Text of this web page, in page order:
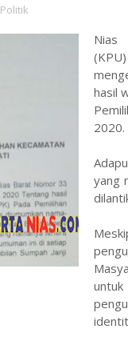
Politik
Nias
hasil
yang
untuk